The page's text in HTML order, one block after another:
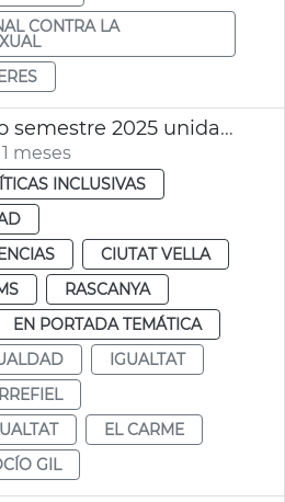
CONTRA LA
Balance primero semestre 2025 unidades igualdad Ayuntamiento de València
meses
INCLUSIVAS
CIUTAT VELLA
RASCANYA
EN PORTADA TEMÁTICA
IGUALTAT
EL CARME
GIL